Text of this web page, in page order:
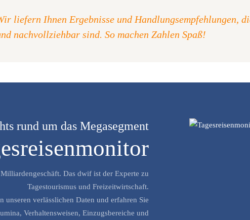
liefern Ihnen Ergebnisse und Handlungsempfehlungen,
nachvollziehbar sind. So machen Zahlen Spaß!
rund um das Megasegment
Das dwif ist der Experte zu
Tagestourismus und Freizeitwirtschaft.
unseren verlässlichen Daten und erfahren Sie
Verhaltensweisen, Einzugsbereiche und